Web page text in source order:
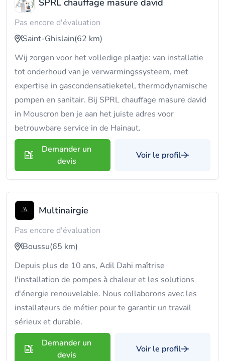
SPRL chauffage masure david
Pas encore d'évaluation
Saint-Ghislain(62 km)
Wij zorgen voor het volledige plaatje: van installatie
tot onderhoud van je verwarmingssysteem, met
expertise in gascondensatieketel, thermodynamische
pompen en sanitair. Bij SPRL chauffage masure david
in Mouscron ben je aan het juiste adres voor
betrouwbare service in de Hainaut.
Demander un
devis
Voir le profil
Multinairgie
Pas encore d'évaluation
Boussu(65 km)
Depuis plus de 10 ans, Adil Dahi maîtrise
l'installation de pompes à chaleur et les solutions
d'énergie renouvelable. Nous collaborons avec les
installateurs de métier pour te garantir un travail
sérieux et durable.
Demander un
devis
Voir le profil